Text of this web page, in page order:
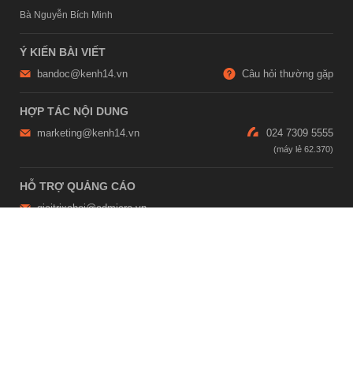
Bà Nguyễn Bích Minh
Ý KIẾN BÀI VIẾT
bandoc@kenh14.vn Câu hỏi thường gặp
HỢP TÁC NỘI DUNG
marketing@kenh14.vn 024 7309 5555
HỖ TRỢ QUẢNG CÁO
giaitrixahoi@admicro.vn